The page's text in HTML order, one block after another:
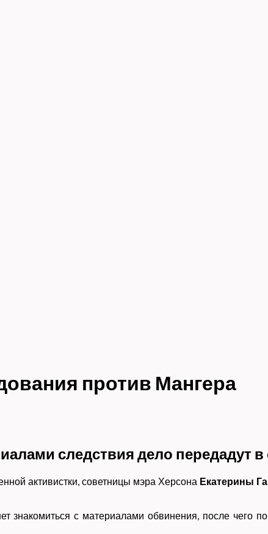
против Мангера
следствия дело передадут в
активистки, советницы мэра Херсона Екатерины
знакомиться с материалами обвинения, после чего